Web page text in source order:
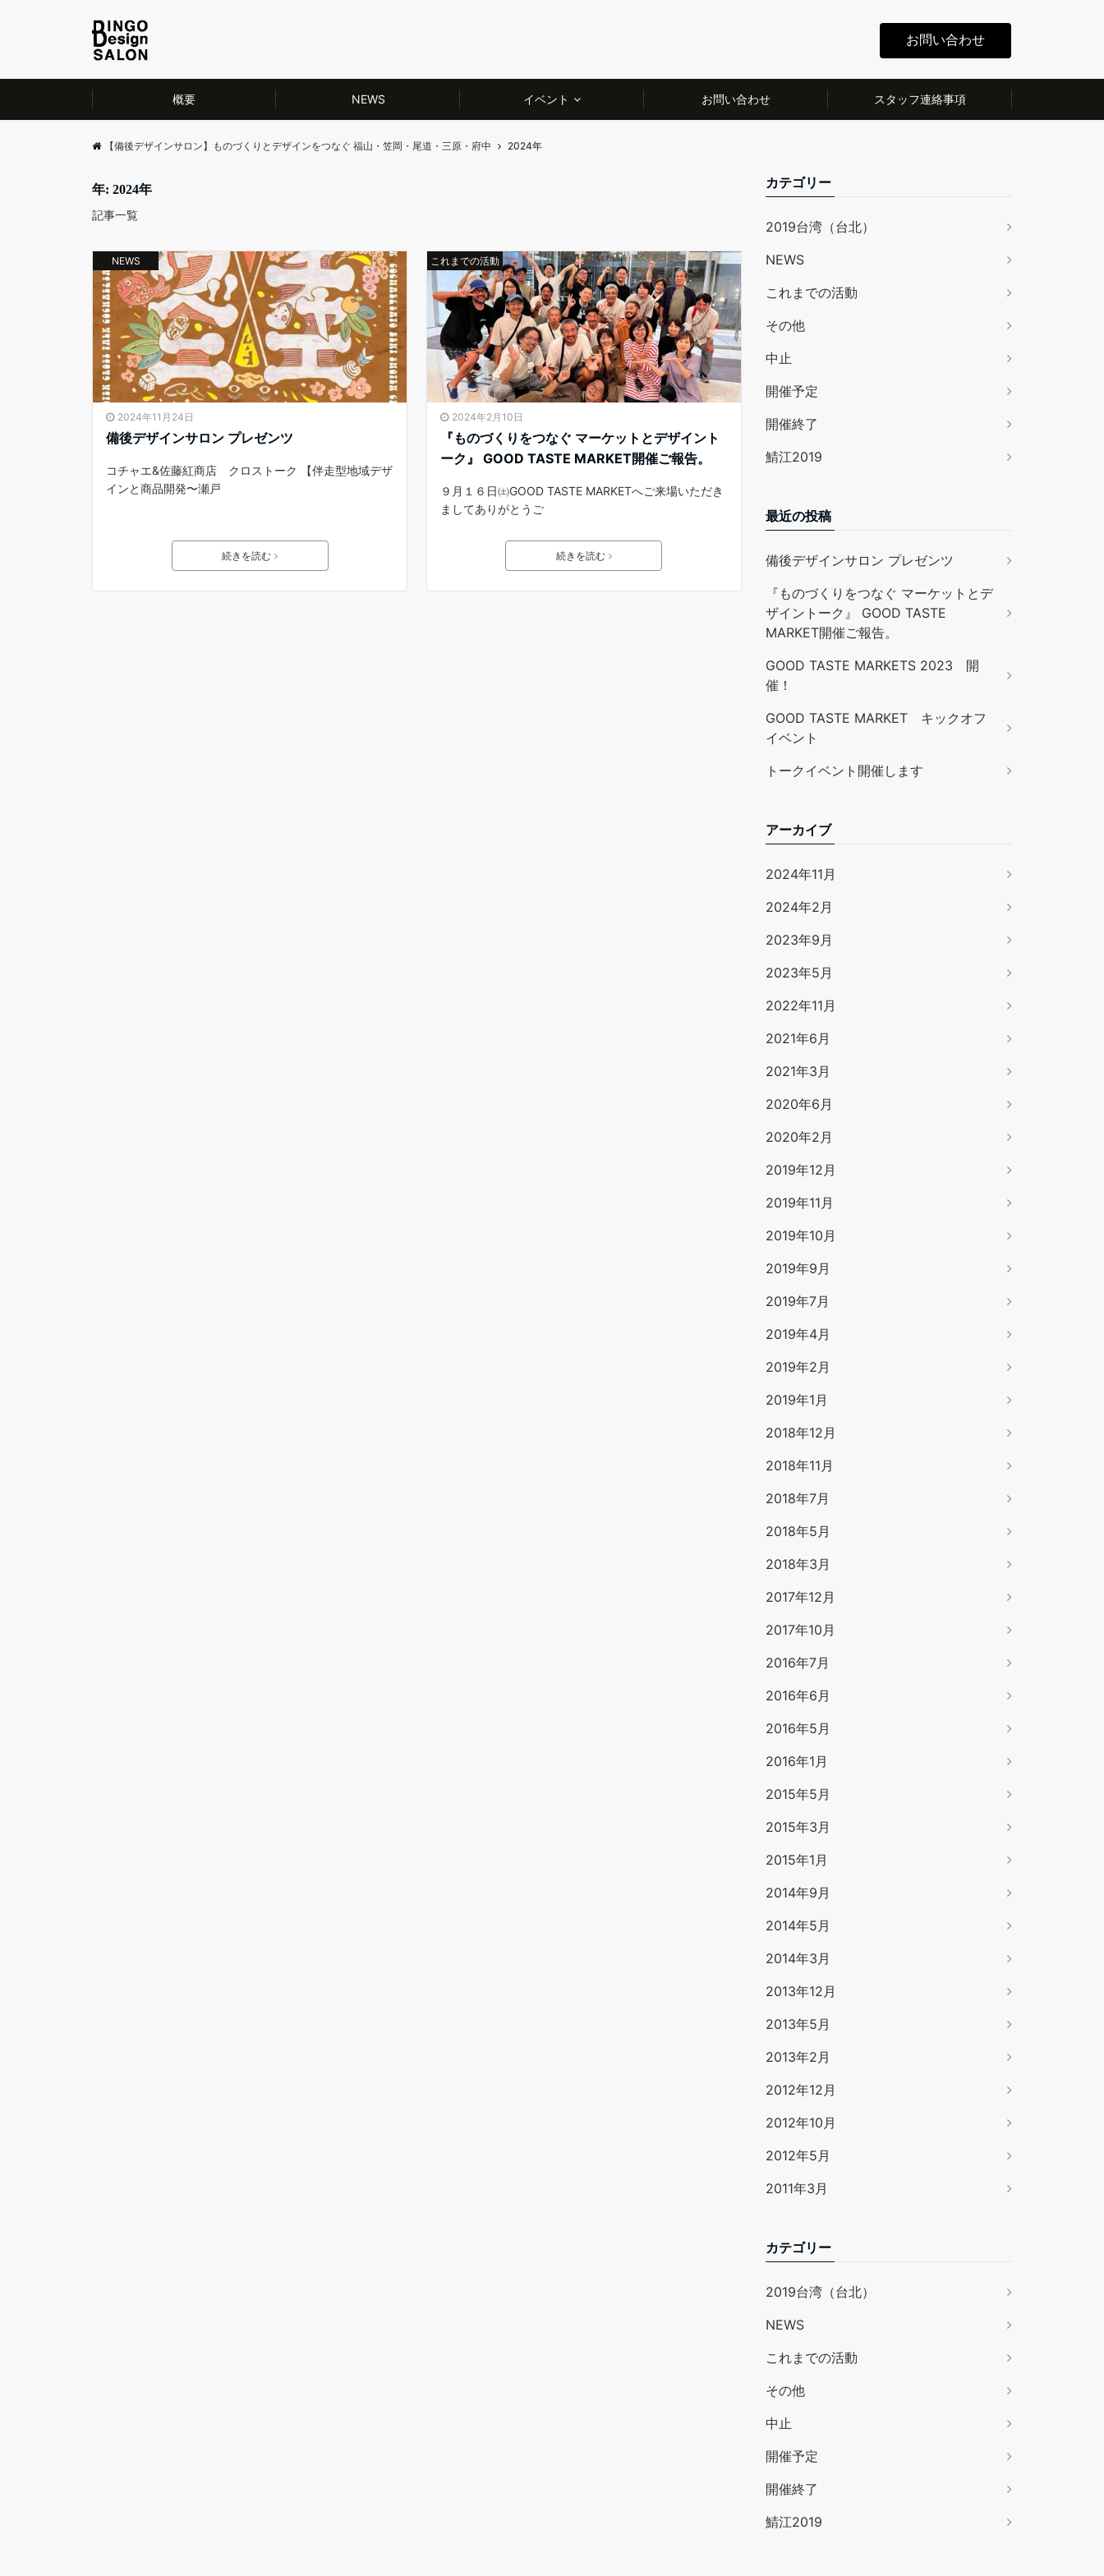
お問い合わせ
概要 NEWS イベント お問い合わせ スタッフ連絡事項
【備後デザインサロン】ものづくりとデザインをつなぐ 福山・笠岡・尾道・三原・府中 2024年
年: 2024年
記事一覧
NEWS
2024年11月24日
備後デザインサロン プレゼンツ
コチャエ&佐藤紅商店 クロストーク 【伴走型地域デザ
インと商品開発〜瀬戸
続きを読む
これまでの活動
2024年2月10日
『ものづくりをつなぐ マーケットとデザイント
ーク』 GOOD TASTE MARKET開催ご報告。
９月１６日㈯GOOD TASTE MARKETへご来場いただき
ましてありがとうご
続きを読む
カテゴリー
2019台湾（台北）
NEWS
これまでの活動
その他
中止
開催予定
開催終了
鯖江2019
最近の投稿
備後デザインサロン プレゼンツ
『ものづくりをつなぐ マーケットとデ
ザイントーク』 GOOD TASTE
MARKET開催ご報告。
GOOD TASTE MARKETS 2023 開
催！
GOOD TASTE MARKET キックオフ
イベント
トークイベント開催します
アーカイブ
2024年11月
2024年2月
2023年9月
2023年5月
2022年11月
2021年6月
2021年3月
2020年6月
2020年2月
2019年12月
2019年11月
2019年10月
2019年9月
2019年7月
2019年4月
2019年2月
2019年1月
2018年12月
2018年11月
2018年7月
2018年5月
2018年3月
2017年12月
2017年10月
2016年7月
2016年6月
2016年5月
2016年1月
2015年5月
2015年3月
2015年1月
2014年9月
2014年5月
2014年3月
2013年12月
2013年5月
2013年2月
2012年12月
2012年10月
2012年5月
2011年3月
カテゴリー
2019台湾（台北）
NEWS
これまでの活動
その他
中止
開催予定
開催終了
鯖江2019